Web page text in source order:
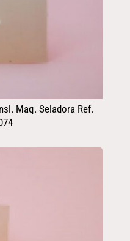
Maq. Seladora Ref.